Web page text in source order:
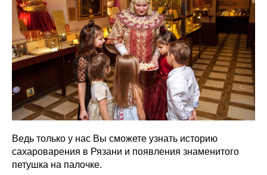
Ведь только у нас Вы сможете узнать историю
сахароварения в Рязани и появления знаменитого
петушка на палочке.